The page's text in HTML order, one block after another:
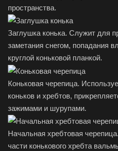
пространства.
Заглушка конька. Служит для
заметания снегом, попадания
круглой коньковой планкой.
Коньковая черепица.
коньков и хребтов,
зажимами и шурупами.
Начальная хребтовая
части конькового хребта